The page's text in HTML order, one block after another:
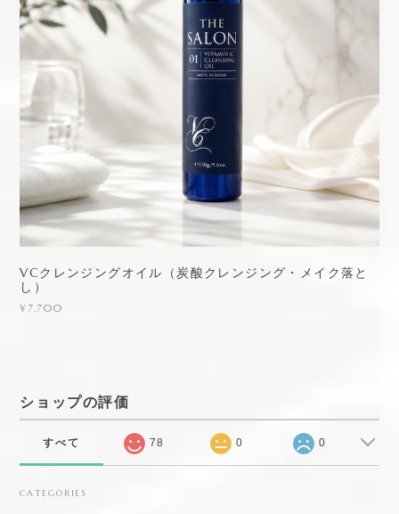
VCクレンジングオイル（炭酸クレンジング・メイク落と
し）
¥7,700
ショップの評価
すべて 78 0 0
CATEGORIES